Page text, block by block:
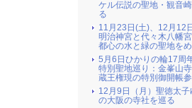
ケル伝説の聖地・観音
る
11月23日(土)、12月12
明治神宮と代々木八幡
都心の水と緑の聖地を
5月6日ひかりの輪17周
特別聖地巡り：金峯山
蔵王権現の特別御開帳
12月9日（月）聖徳太子
の大阪の寺社を巡る